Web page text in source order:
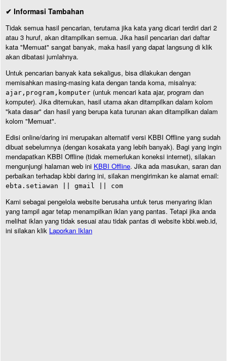
✔ Informasi Tambahan
Tidak semua hasil pencarian, terutama jika kata yang dicari terdiri dari 2
atau 3 huruf, akan ditampilkan semua. Jika hasil pencarian dari daftar
kata "Memuat" sangat banyak, maka hasil yang dapat langsung di klik
akan dibatasi jumlahnya.
Untuk pencarian banyak kata sekaligus, bisa dilakukan dengan
memisahkan masing-masing kata dengan tanda koma, misalnya:
ajar,program,komputer (untuk mencari kata ajar, program dan
komputer). Jika ditemukan, hasil utama akan ditampilkan dalam kolom
"kata dasar" dan hasil yang berupa kata turunan akan ditampilkan dalam
kolom "Memuat".
Edisi online/daring ini merupakan alternatif versi KBBI Offline yang sudah
dibuat sebelumnya (dengan kosakata yang lebih banyak). Bagi yang ingin
mendapatkan KBBI Offline (tidak memerlukan koneksi internet), silakan
mengunjungi halaman web ini KBBI Offline. Jika ada masukan, saran dan
perbaikan terhadap kbbi daring ini, silakan mengirimkan ke alamat email:
ebta.setiawan || gmail || com
Kami sebagai pengelola website berusaha untuk terus menyaring iklan
yang tampil agar tetap menampilkan iklan yang pantas. Tetapi jika anda
melihat iklan yang tidak sesuai atau tidak pantas di website kbbi.web.id,
ini silakan klik Laporkan Iklan